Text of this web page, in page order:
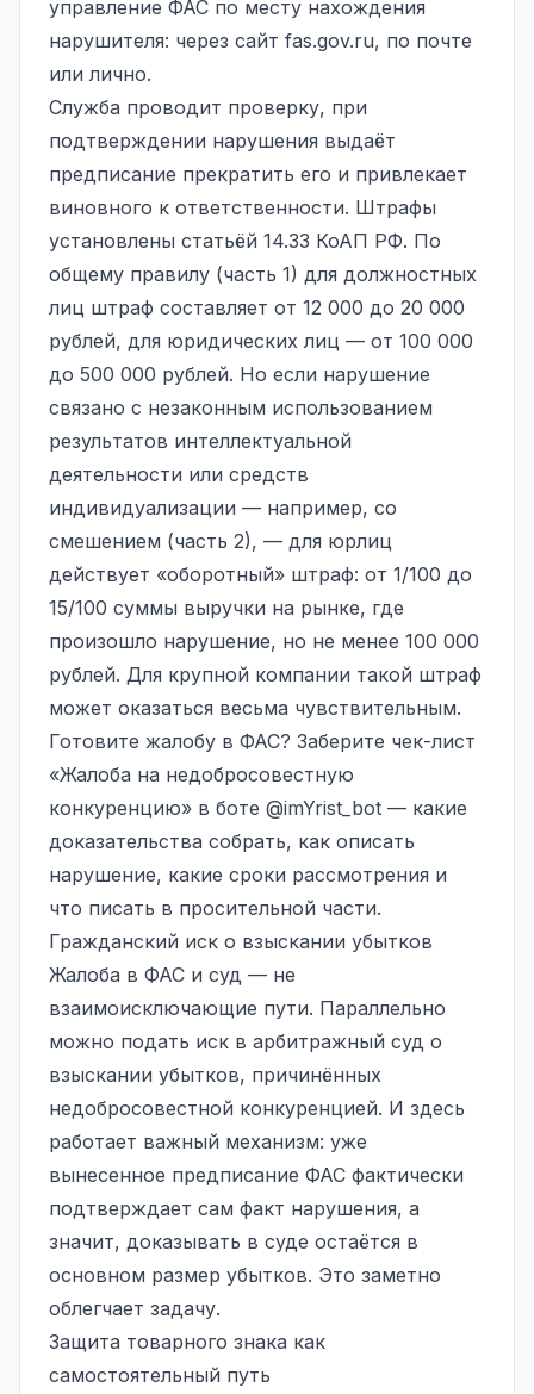
управление ФАС по месту нахождения
нарушителя: через сайт fas.gov.ru, по почте
или лично.
Служба проводит проверку, при
подтверждении нарушения выдаёт
предписание прекратить его и привлекает
виновного к ответственности. Штрафы
установлены статьёй 14.33 КоАП РФ. По
общему правилу (часть 1) для должностных
лиц штраф составляет от 12 000 до 20 000
рублей, для юридических лиц — от 100 000
до 500 000 рублей. Но если нарушение
связано с незаконным использованием
результатов интеллектуальной
деятельности или средств
индивидуализации — например, со
смешением (часть 2), — для юрлиц
действует «оборотный» штраф: от 1/100 до
15/100 суммы выручки на рынке, где
произошло нарушение, но не менее 100 000
рублей. Для крупной компании такой штраф
может оказаться весьма чувствительным.
Готовите жалобу в ФАС? Заберите чек-лист
«Жалоба на недобросовестную
конкуренцию» в боте @imYrist_bot — какие
доказательства собрать, как описать
нарушение, какие сроки рассмотрения и
что писать в просительной части.
Гражданский иск о взыскании убытков
Жалоба в ФАС и суд — не
взаимоисключающие пути. Параллельно
можно подать иск в арбитражный суд о
взыскании убытков, причинённых
недобросовестной конкуренцией. И здесь
работает важный механизм: уже
вынесенное предписание ФАС фактически
подтверждает сам факт нарушения, а
значит, доказывать в суде остаётся в
основном размер убытков. Это заметно
облегчает задачу.
Защита товарного знака как
самостоятельный путь